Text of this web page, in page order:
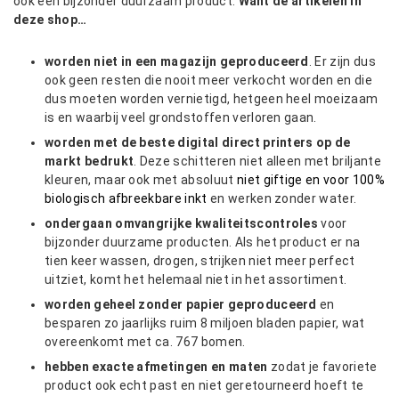
deze shop…
worden niet in een magazijn geproduceerd
. Er zijn dus
ook geen resten die nooit meer verkocht worden en die
dus moeten worden vernietigd, hetgeen heel moeizaam
is en waarbij veel grondstoffen verloren gaan.
worden met de beste digital direct printers op de
markt bedrukt . Deze schitteren niet alleen met briljante
kleuren, maar ook met absoluut niet giftige en voor 100%
biologisch afbreekbare inkt en werken zonder water.
ondergaan omvangrijke kwaliteitscontroles voor
bijzonder duurzame producten. Als het product er na
tien keer wassen, drogen, strijken niet meer perfect
uitziet, komt het helemaal niet in het assortiment.
worden geheel zonder papier geproduceerd en
besparen zo jaarlijks ruim 8 miljoen bladen papier, wat
overeenkomt met ca. 767 bomen.
hebben exacte afmetingen en maten zodat je favoriete
product ook echt past en niet geretourneerd hoeft te